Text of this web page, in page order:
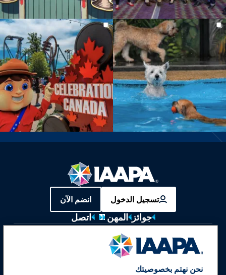
تسجيل الدخول انضم الآن
جوائز المهن
اتصل
معارض وفعاليات
أخبار وعالم المرح
نحن نهتم بخصوصيتك